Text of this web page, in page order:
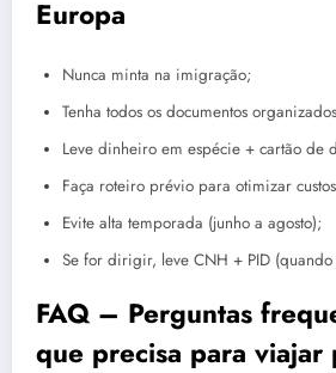
Europa
Nunca minta na imigração;
Tenha todos os documentos
Leve dinheiro em espécie + cartão de
Faça roteiro prévio para otimizar
Evite alta temporada (junho a agosto);
Se for dirigir, leve CNH + PID
FAQ – Perguntas
que precisa para viajar